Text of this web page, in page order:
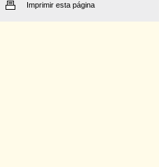
Imprimir esta página